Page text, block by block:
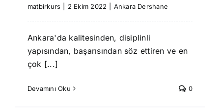
matbirkurs 2 Ekim 2022 Ankara Dershane
Ankara'da kalitesinden, disiplinli
yapısından, başarısından söz ettiren ve en
çok [...]
Devamını Oku 0